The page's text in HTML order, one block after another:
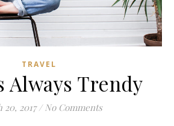
TRAVEL
Always Trendy
20, 2017 / No Comments